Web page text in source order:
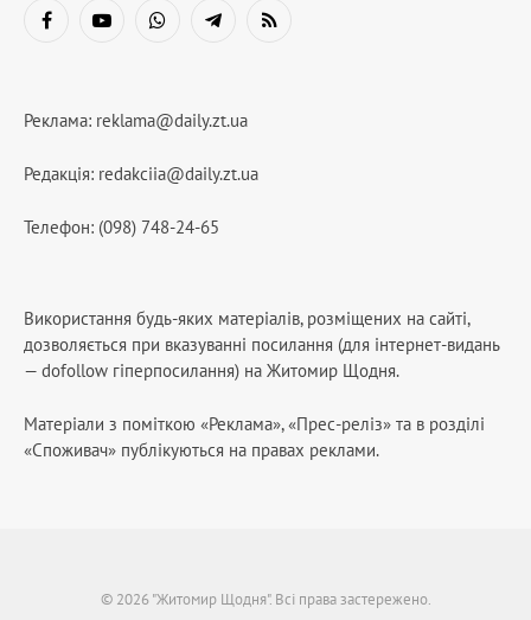
FacebookYouTubeWhatsAppTelegramRSS
Реклама: reklama@daily.zt.ua
Редакція: redakciia@daily.zt.ua
Телефон: (098) 748-24-65
Використання будь-яких матеріалів, розміщених на сайті,
дозволяється при вказуванні посилання (для інтернет-видань
— dofollow гіперпосилання) на Житомир Щодня.
Матеріали з поміткою «Реклама», «Прес-реліз» та в розділі
«Споживач» публікуються на правах реклами.
© 2026 "Житомир Щодня". Всі права застережено.